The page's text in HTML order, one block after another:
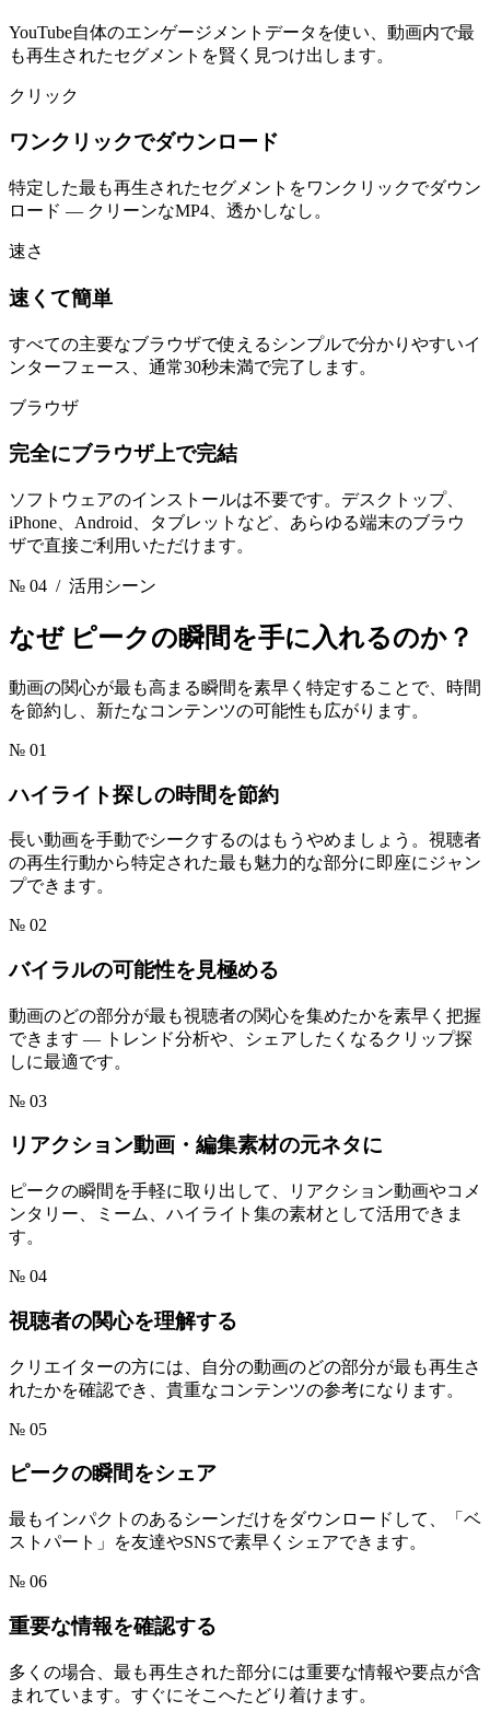
YouTube自体のエンゲージメントデータを使い、動画内で最
も再生されたセグメントを賢く見つけ出します。
クリック
ワンクリックでダウンロード
特定した最も再生されたセグメントをワンクリックでダウン
ロード — クリーンなMP4、透かしなし。
速さ
速くて簡単
すべての主要なブラウザで使えるシンプルで分かりやすいイ
ンターフェース、通常30秒未満で完了します。
ブラウザ
完全にブラウザ上で完結
ソフトウェアのインストールは不要です。デスクトップ、
iPhone、Android、タブレットなど、あらゆる端末のブラウ
ザで直接ご利用いただけます。
№ 04 / 活用シーン
なぜ ピークの瞬間を手に入れるのか？
動画の関心が最も高まる瞬間を素早く特定することで、時間
を節約し、新たなコンテンツの可能性も広がります。
№ 01
ハイライト探しの時間を節約
長い動画を手動でシークするのはもうやめましょう。視聴者
の再生行動から特定された最も魅力的な部分に即座にジャン
プできます。
№ 02
バイラルの可能性を見極める
動画のどの部分が最も視聴者の関心を集めたかを素早く把握
できます — トレンド分析や、シェアしたくなるクリップ探
しに最適です。
№ 03
リアクション動画・編集素材の元ネタに
ピークの瞬間を手軽に取り出して、リアクション動画やコメ
ンタリー、ミーム、ハイライト集の素材として活用できま
す。
№ 04
視聴者の関心を理解する
クリエイターの方には、自分の動画のどの部分が最も再生さ
れたかを確認でき、貴重なコンテンツの参考になります。
№ 05
ピークの瞬間をシェア
最もインパクトのあるシーンだけをダウンロードして、「ベ
ストパート」を友達やSNSで素早くシェアできます。
№ 06
重要な情報を確認する
多くの場合、最も再生された部分には重要な情報や要点が含
まれています。すぐにそこへたどり着けます。